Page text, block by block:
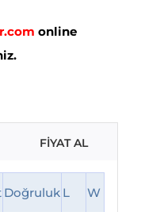
online
FİYAT AL
Doğruluk L W